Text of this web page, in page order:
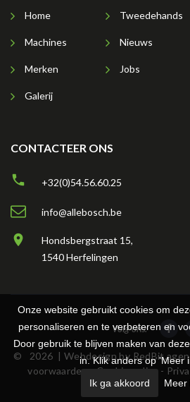
Onze website gebruikt cookies om
personaliseren en te verbeteren en
Door gebruik te blijven maken van
in. Klik anders op 'Meer
Ik ga akkoord
Meer
Home
Machines
Merken
Galerij
Tweedehands
Nieuws
Jobs
CONTACTEER ONS
+32(0)54.56.60.25
info@allebosch.be
Hondsbergstraat 15,
1540 Herfelingen
Volg ons:
© 2026 | Webdesign by
voorwaarden - Cookie policy -